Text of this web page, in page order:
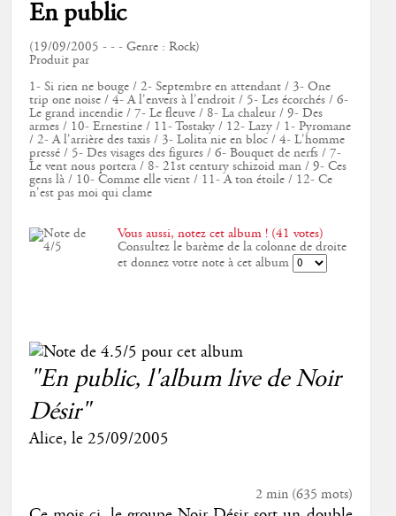
En public
(19/09/2005 - - - Genre : Rock)
Produit par
1- Si rien ne bouge / 2- Septembre en attendant / 3- One
trip one noise / 4- A l'envers à l'endroit / 5- Les écorchés / 6-
Le grand incendie / 7- Le fleuve / 8- La chaleur / 9- Des
armes / 10- Ernestine / 11- Tostaky / 12- Lazy / 1- Pyromane
/ 2- A l'arrière des taxis / 3- Lolita nie en bloc / 4- L'homme
pressé / 5- Des visages des figures / 6- Bouquet de nerfs / 7-
Le vent nous portera / 8- 21st century schizoid man / 9- Ces
gens là / 10- Comme elle vient / 11- A ton étoile / 12- Ce
n'est pas moi qui clame
Vous aussi, notez cet album ! (41 votes)
Consultez le barème de la colonne de droite
et donnez votre note à cet album
"En public, l'album live de Noir
Désir"
Alice, le 25/09/2005
2 min(635 mots)